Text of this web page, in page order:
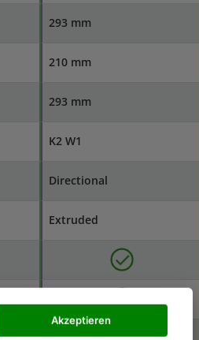
293 mm
210 mm
293 mm
K2 W1
Directional
Extruded
Akzeptieren